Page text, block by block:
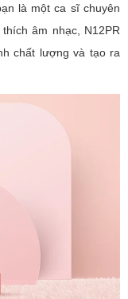
là một ca sĩ chuyên
âm nhạc, N12PR
chất lượng và tạo ra